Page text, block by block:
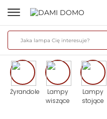
Żyrandole
Lampy
wiszące
Lampy
stojące